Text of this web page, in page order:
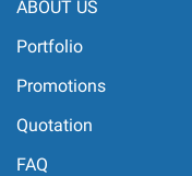
ABOUT US
Portfolio
Promotions
Quotation
FAQ